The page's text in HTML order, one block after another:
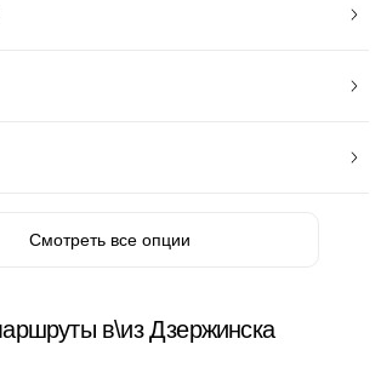
Смотреть все опции
в\из Дзержинска